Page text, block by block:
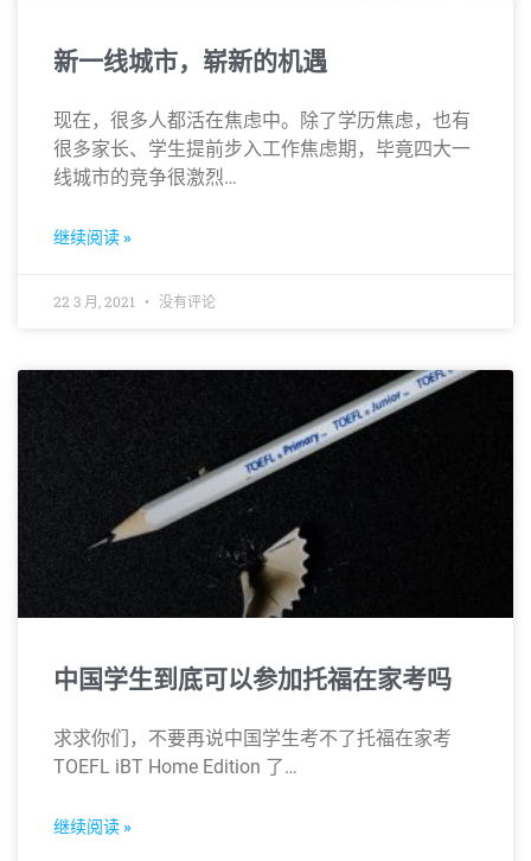
新一线城市，崭新的机遇
现在，很多人都活在焦虑中。除了学历焦虑，也有
很多家长、学生提前步入工作焦虑期，毕竟四大一
线城市的竞争很激烈…
继续阅读 »
22 3 月, 2021 没有评论
中国学生到底可以参加托福在家考吗
求求你们，不要再说中国学生考不了托福在家考
TOEFL iBT Home Edition 了…
继续阅读 »